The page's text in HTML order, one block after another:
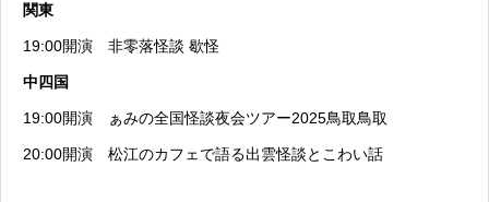
関東
19:00開演 非零落怪談 歇怪
中四国
19:00開演 ぁみの全国怪談夜会ツアー2025鳥取鳥取
20:00開演 松江のカフェで語る出雲怪談とこわい話